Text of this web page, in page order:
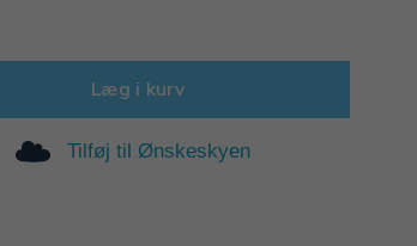
Læg i kurv
Tilføj til Ønskeskyen